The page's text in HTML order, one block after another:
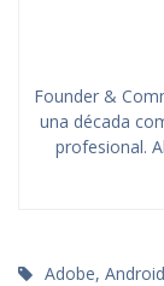
Founder &
una década
profesional.
Adobe,